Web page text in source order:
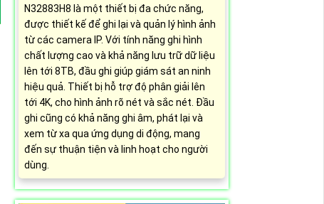
N32883H8 là một thiết bị đa chức năng,
được thiết kế để ghi lại và quản lý hình ảnh
từ các camera IP. Với tính năng ghi hình
chất lượng cao và khả năng lưu trữ dữ liệu
lên tới 8TB, đầu ghi giúp giám sát an ninh
hiệu quả. Thiết bị hỗ trợ độ phân giải lên
tới 4K, cho hình ảnh rõ nét và sắc nét. Đầu
ghi cũng có khả năng ghi âm, phát lại và
xem từ xa qua ứng dụng di động, mang
đến sự thuận tiện và linh hoạt cho người
dùng.